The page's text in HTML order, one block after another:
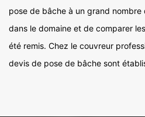
pose de bâche à un grand
dans le domaine et de comparer
été remis. Chez le couvreur
devis de pose de bâche sont